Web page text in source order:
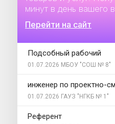
минут в день вашего
Перейти на сайт
Подсобный рабочий
01.07.2026 МБОУ "СОШ № 8"
инженер по проектно-
01.07.2026 ГАУЗ "НГКБ № 1"
Референт